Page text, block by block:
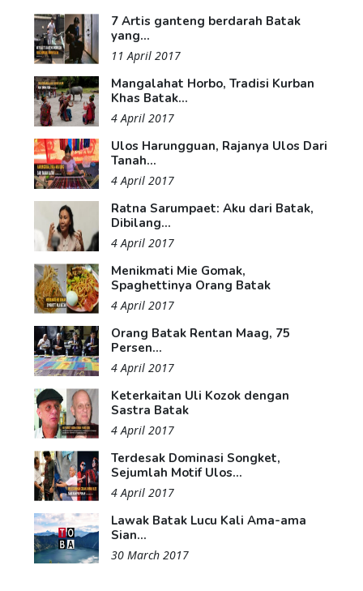
7 Artis ganteng berdarah Batak
yang...
11 April 2017
Mangalahat Horbo, Tradisi Kurban
Khas Batak...
4 April 2017
Ulos Harungguan, Rajanya Ulos Dari
Tanah...
4 April 2017
Ratna Sarumpaet: Aku dari Batak,
Dibilang...
4 April 2017
Menikmati Mie Gomak,
Spaghettinya Orang Batak
4 April 2017
Orang Batak Rentan Maag, 75
Persen...
4 April 2017
Keterkaitan Uli Kozok dengan
Sastra Batak
4 April 2017
Terdesak Dominasi Songket,
Sejumlah Motif Ulos...
4 April 2017
Lawak Batak Lucu Kali Ama-ama
Sian...
30 March 2017